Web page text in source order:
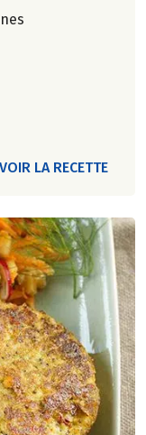
VOIR LA RECETTE